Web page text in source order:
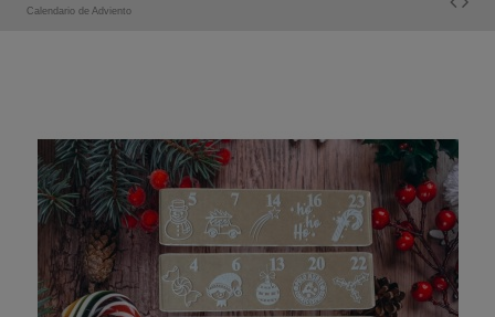
Calendario de Adviento